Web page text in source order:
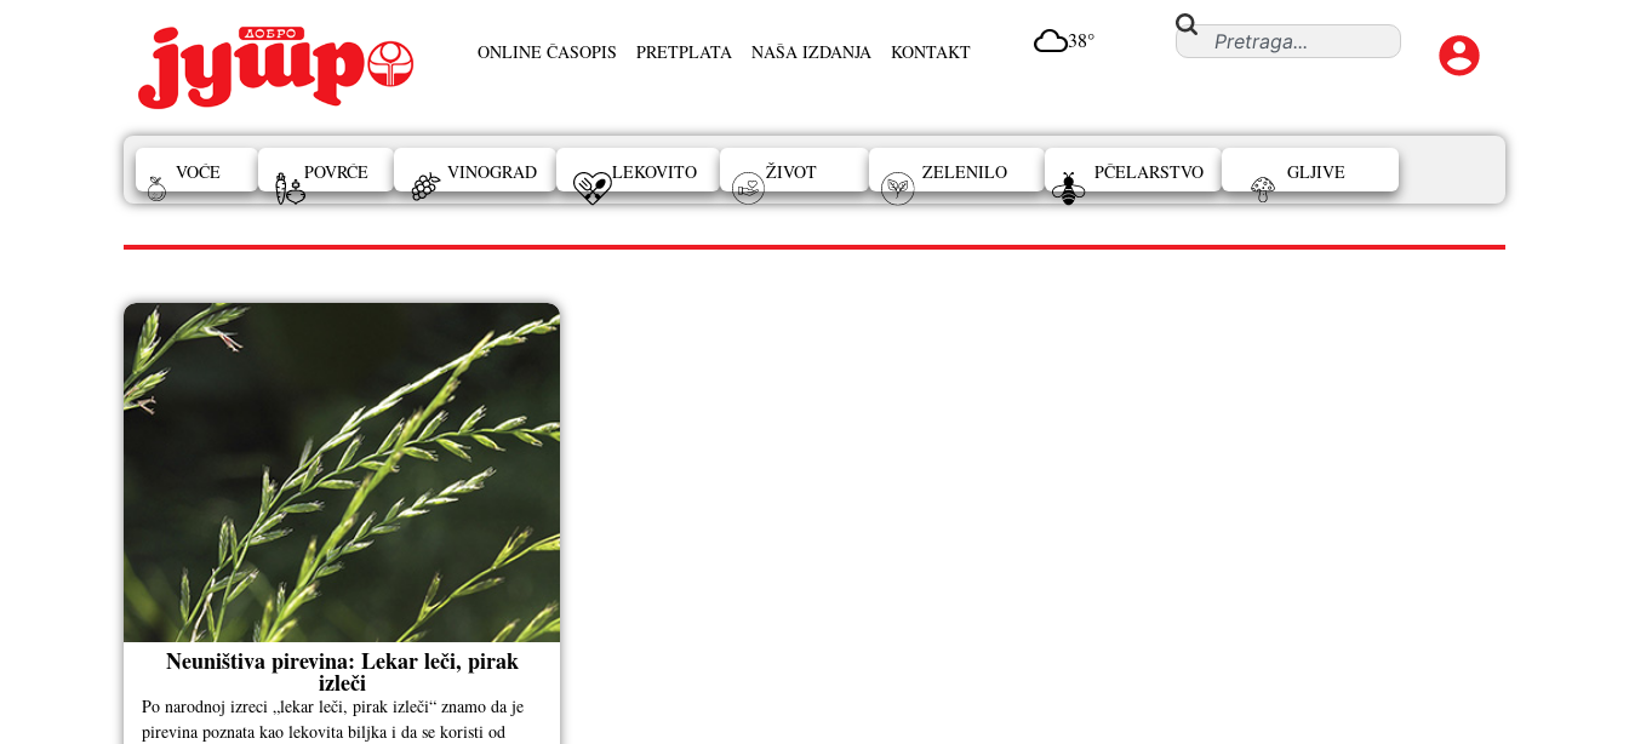
ONLINE ČASOPIS PRETPLATA NAŠA IZDANJA KONTAKT 38°
VOĆE POVRĆE VINOGRAD LEKOVITO ŽIVOT ZELENILO PČELARSTVO GLJIVE
lekovita pirevina
Neuništiva pirevina: Lekar leči, pirak
izleči
Po narodnoj izreci „lekar leči, pirak izleči“ znamo da je
pirevina poznata kao lekovita biljka i da se koristi od